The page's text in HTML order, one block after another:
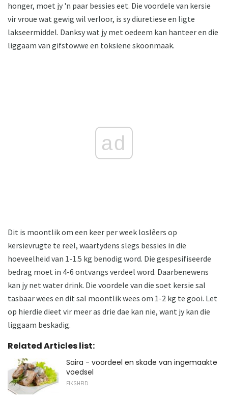
honger, moet jy 'n paar bessies eet. Die voordele van kersie
vir vroue wat gewig wil verloor, is sy diuretiese en ligte
lakseermiddel. Danksy wat jy met oedeem kan hanteer en die
liggaam van gifstowwe en toksiene skoonmaak.
ad
Dit is moontlik om een ​​keer per week loslêers op
kersievrugte te reël, waartydens slegs bessies in die
hoeveelheid van 1-1.5 kg benodig word. Die gespesifiseerde
bedrag moet in 4-6 ontvangs verdeel word. Daarbenewens
kan jy net water drink. Die voordele van die soet kersie sal
tasbaar wees en dit sal moontlik wees om 1-2 kg te gooi. Let
op hierdie dieet vir meer as drie dae kan nie, want jy kan die
liggaam beskadig.
Related Articles list:
Saira - voordeel en skade van ingemaakte
voedsel
FIKSHEID